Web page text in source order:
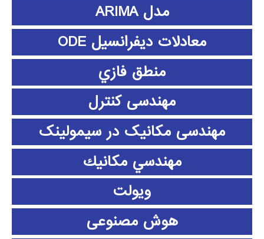
مدل ARIMA
معادلات دیفرانسیل ODE
منطق فازي
مهندسی کنترل
مهندسی مکانیک در سیمولینک
مهندسي مكانيك
ویولت
هوش مصنوعی